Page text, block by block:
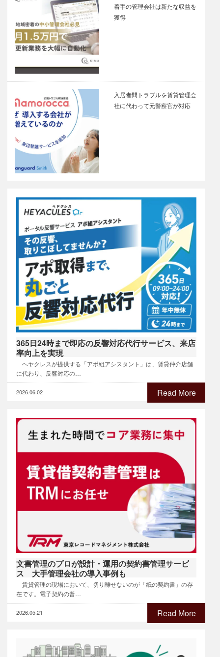
着手の管理会社は新たな収益を
獲得
入居者間トラブルを賃貸管理会
社に代わって元警察官が対応
365日24時まで即応の反響対応代行サービス、来店
率向上を実現
ヘヤクレスが提供する「アポ組アシスタント」は、賃貸仲介店舗
に代わり、反響対応の…
Read More
2026.06.02
文書管理のプロが設計・運用の契約書管理サービ
ス 大手管理会社の導入事例も
賃貸管理の現場において、切り離せないのが「紙の契約書」の存
在です。電子契約の普…
Read More
2026.05.21